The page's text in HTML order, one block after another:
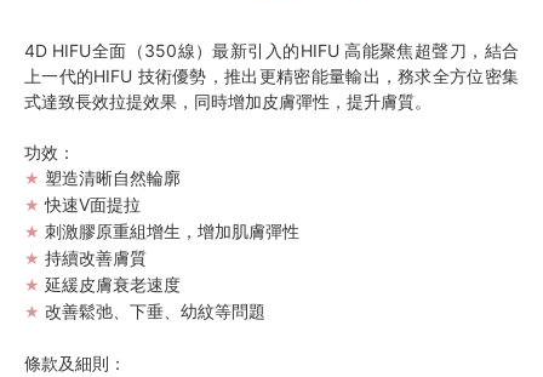
4D HIFU全面（350線）最新引入的HIFU 高能聚焦超聲刀，結合
上一代的HIFU 技術優勢，推出更精密能量輸出，務求全方位密集
式達致長效拉提效果，同時增加皮膚彈性，提升膚質。
功效：
★ 塑造清晰自然輪廓
★快速V面提拉
★ 刺激膠原重組增生，增加肌膚彈性
★ 持續改善膚質
★ 延緩皮膚衰老速度
★ 改善鬆弛、下垂、幼紋等問題
條款及細則：